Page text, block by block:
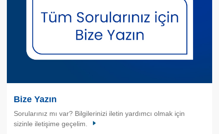
Bize Yazın
Sorularınız mı var? Bilgilerinizi iletin yardımcı olmak için
sizinle iletişime geçelim.